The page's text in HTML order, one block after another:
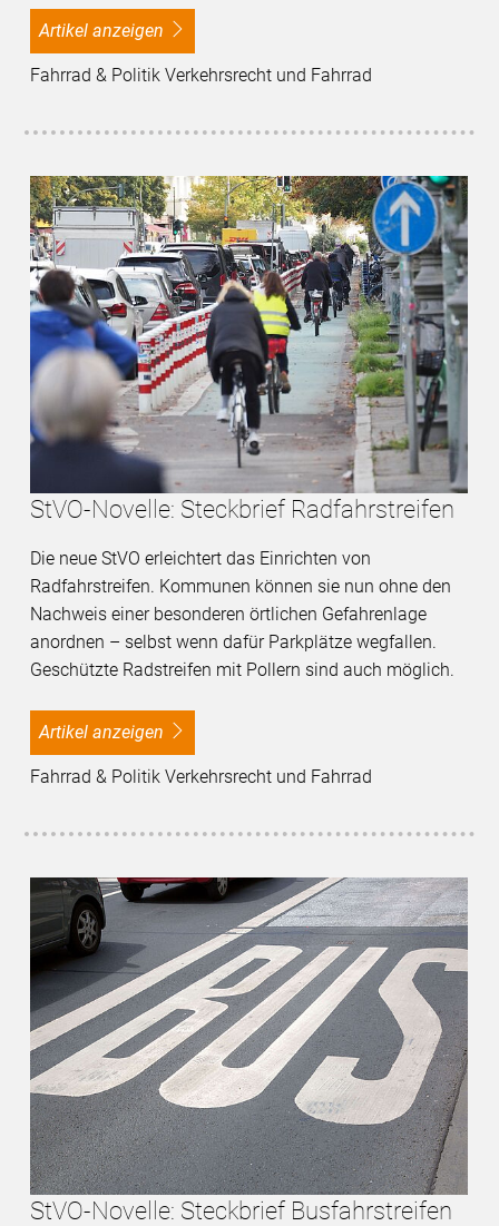
Artikel anzeigen
Fahrrad & Politik Verkehrsrecht und Fahrrad
StVO-Novelle: Steckbrief Radfahrstreifen
Die neue StVO erleichtert das Einrichten von
Radfahrstreifen. Kommunen können sie nun ohne den
Nachweis einer besonderen örtlichen Gefahrenlage
anordnen – selbst wenn dafür Parkplätze wegfallen.
Geschützte Radstreifen mit Pollern sind auch möglich.
Artikel anzeigen
Fahrrad & Politik Verkehrsrecht und Fahrrad
StVO-Novelle: Steckbrief Busfahrstreifen